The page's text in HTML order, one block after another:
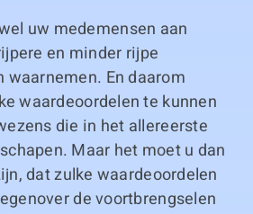
uw medemensen aan
en minder rijpe
waarnemen. En daarom
waardeoordelen te kunnen
die in het allereerste
Maar het moet u dan
dat zulke waardeoordelen
de voortbrengselen